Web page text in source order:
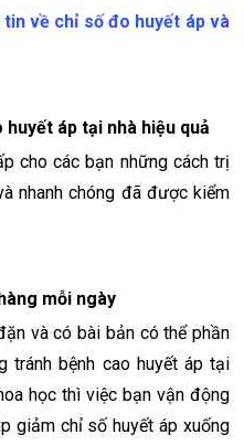
về chỉ số đo huyết áp và
áp tại nhà hiệu quả
cho các bạn những cách trị
nhanh chóng đã được kiểm
mỗi ngày
và có bài bản có thể phần
tránh bệnh cao huyết áp tại
học thì việc bạn vận động
giảm chỉ số huyết áp xuống